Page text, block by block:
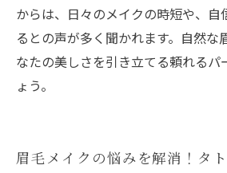
からは、日々のメイクの時短や、自
るとの声が多く聞かれます。自然な
なたの美しさを引き立てる頼れるパ
ょう。
眉毛メイクの悩みを解消！タ